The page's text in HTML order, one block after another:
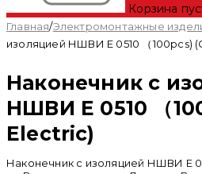
Корзина
Главная/Электромонтажные
изоляцией НШВИ E 0510 （100pcs)
Наконечник с
НШВИ E 0510 （
Electric)
Наконечник с изоляцией НШВИ E